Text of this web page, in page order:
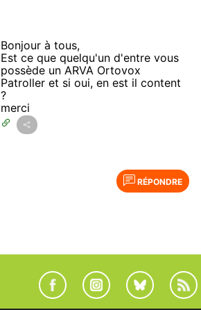
Bonjour à tous,
Est ce que quelqu'un d'entre vous
possède un ARVA Ortovox
Patroller et si oui, en est il content
?
merci
RÉPONDRE